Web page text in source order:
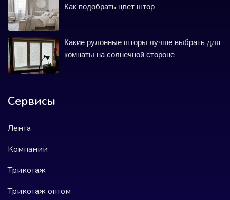
Как подобрать цвет штор
Какие рулонные шторы лучше выбрать для
комнаты на солнечной стороне
Сервисы
Лента
Компании
Трикотаж
Трикотаж оптом